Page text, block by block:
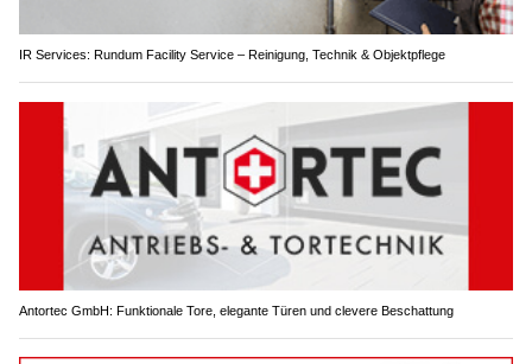
IR Services: Rundum Facility Service – Reinigung, Technik & Objektpflege
Antortec GmbH: Funktionale Tore, elegante Türen und clevere Beschattung